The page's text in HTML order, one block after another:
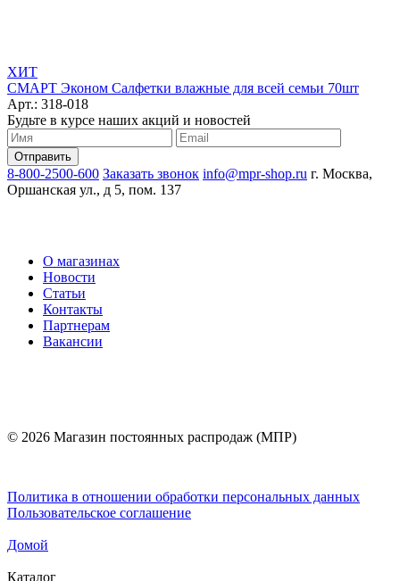
ХИТ
СМАРТ Эконом Салфетки влажные для всей семьи 70шт
Арт.: 318-018
Будьте в курсе наших акций и новостей
8-800-2500-600 Заказать звонок info@mpr-shop.ru г. Москва,
Оршанская ул., д 5, пом. 137
О магазинах
Новости
Статьи
Контакты
Партнерам
Вакансии
© 2026 Магазин постоянных распродаж (МПР)
Политика в отношении обработки персональных данных
Пользовательское соглашение
Домой
Каталог